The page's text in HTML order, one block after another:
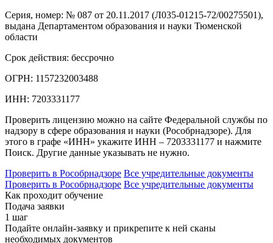
Серия, номер: № 087 от 20.11.2017 (Л035-01215-72/00275501),
выдана Департаментом образования и науки Тюменской
области
Срок действия: бессрочно
ОГРН: 1157232003488
ИНН: 7203331177
Проверить лицензию можно на сайте Федеральной службы по
надзору в сфере образования и науки (Рособрнадзоре). Для
этого в графе «ИНН» укажите ИНН – 7203331177 и нажмите
Поиск. Другие данные указывать не нужно.
Проверить в Рособрнадзоре Все учредительные документы
Проверить в Рособрнадзоре Все учредительные документы
Как проходит обучение
Подача заявки
1 шаг
Подайте онлайн-заявку и прикрепите к ней сканы
необходимых документов